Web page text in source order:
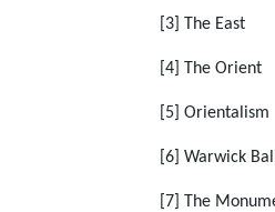
The East
The Orient
Orientalism
Warwick Ball
The